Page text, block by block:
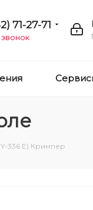
71-27-71
звонок
336 E) Кримпер